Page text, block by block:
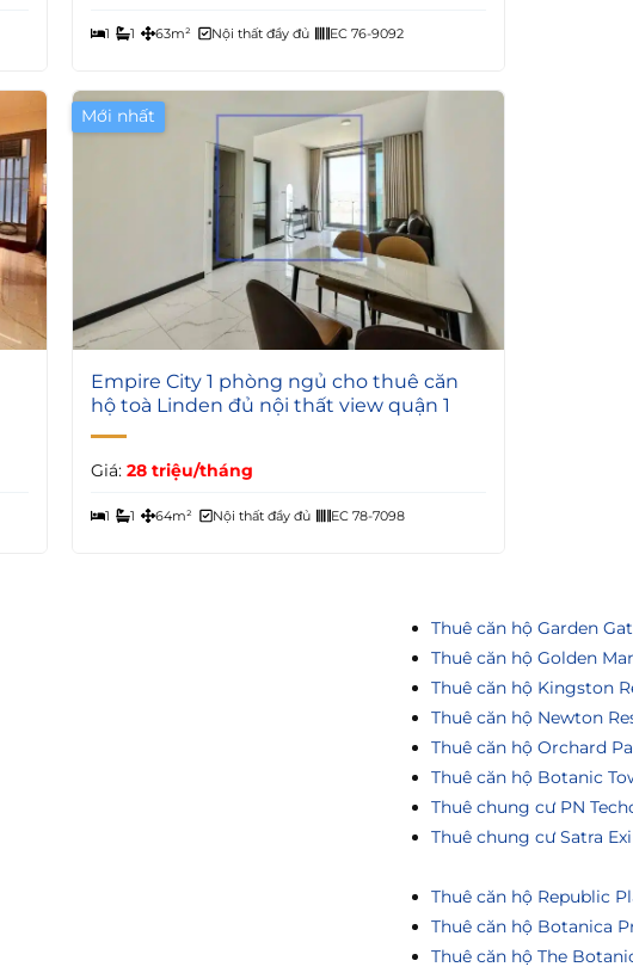
1 1 63m² Nội thất đầy đủ EC 76-9092
Mới nhất
5
Empire City 1 phòng ngủ cho thuê căn
hộ toà Linden đủ nội thất view quận 1
Giá: 28 triệu/tháng
1 1 64m² Nội thất đầy đủ EC 78-7098
Thuê căn hộ Garden
Thuê căn hộ Golden
Thuê căn hộ Kingston
Thuê căn hộ Newton
Thuê căn hộ Orchard
Thuê căn hộ Botanic
Thuê chung cư PN
Thuê chung cư Satra
Thuê căn hộ Republic
Thuê căn hộ Botanica
Thuê căn hộ The